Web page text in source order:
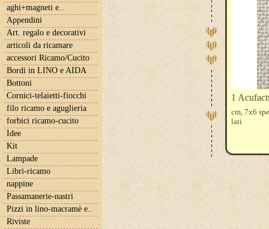
aghi+magneti e..
Appendini
Art. regalo e decorativi
articoli da ricamare
accessori Ricamo/Cucito
Bordi in LINO e AIDA
Bottoni
Cornici-telaietti-fiocchi
filo ricamo e aguglieria
forbici ricamo-cucito
Idee
Kit
Lampade
Libri-ricamo
nappine
Passamanerie-nastri
Pizzi in lino-macramè e..
Riviste
1
cm, 7x6
lati